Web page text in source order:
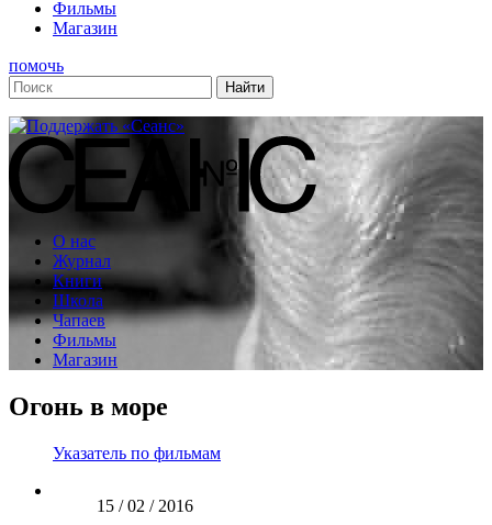
Фильмы
Магазин
помочь
О нас
Журнал
Книги
Школа
Чапаев
Фильмы
Магазин
Огонь в море
Указатель по фильмам
15 / 02 / 2016